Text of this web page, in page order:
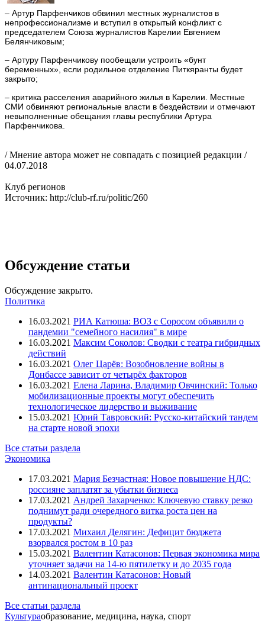
– Артур Парфенчиков обвинил местных журналистов в
непрофессионализме и вступил в открытый конфликт с
председателем Союза журналистов Карелии Евгением
Белянчиковым;
– Артуру Парфенчикову пообещали устроить «бунт
беременных», если родильное отделение Питкяранты будет
закрыто;
– критика расселения аварийного жилья в Карелии. Местные
СМИ обвиняют региональные власти в бездействии и отмечают
невыполненные обещания главы республики Артура
Парфенчикова.
/ Мнение автора может не совпадать с позицией редакции /
04.07.2018
Клуб регионов
Источник: http://club-rf.ru/politic/260
Обсуждение статьи
Обсуждение закрыто.
Политика
16.03.2021 РИА Катюша: ВОЗ с Соросом объявили о
пандемии "семейного насилия" в мире
16.03.2021 Максим Соколов: Сводки с театра гибридных
действий
16.03.2021 Олег Царёв: Возобновление войны в
Донбассе зависит от четырёх факторов
16.03.2021 Елена Ларина, Владимир Овчинский: Только
мобилизационные проекты могут обеспечить
технологическое лидерство и выживание
15.03.2021 Юрий Тавровский: Русско-китайский тандем
на старте новой эпохи
Все статьи раздела
Экономика
17.03.2021 Мария Безчастная: Новое повышение НДС:
россияне заплатят за убытки бизнеса
17.03.2021 Андрей Захарченко: Ключевую ставку резко
поднимут ради очередного витка роста цен на
продукты?
17.03.2021 Михаил Делягин: Дефицит бюджета
взорвался ростом в 10 раз
15.03.2021 Валентин Катасонов: Первая экономика мира
уточняет задачи на 14-ю пятилетку и до 2035 года
14.03.2021 Валентин Катасонов: Новый
антинациональный проект
Все статьи раздела
Культураобразование, медицина, наука, спорт